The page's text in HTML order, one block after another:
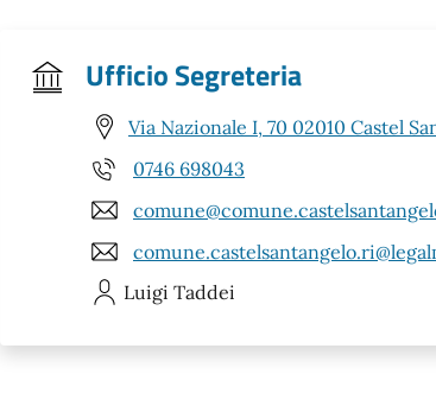
Ufficio Segreteria
Via Nazionale I, 70 02010 Castel
0746 698043
Luigi Taddei